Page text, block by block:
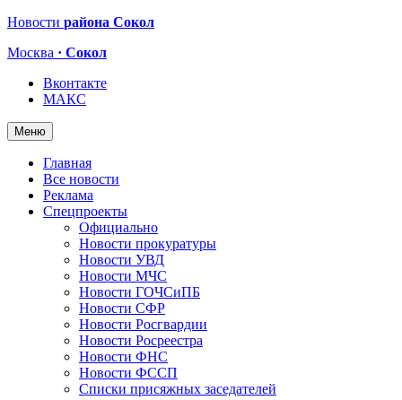
Новости района Сокол
Москва · Сокол
Вконтакте
МАКС
Меню
Главная
Все новости
Реклама
Спецпроекты
Официально
Новости прокуратуры
Новости УВД
Новости МЧС
Новости ГОЧСиПБ
Новости СФР
Новости Росгвардии
Новости Росреестра
Новости ФНС
Новости ФССП
Списки присяжных заседателей